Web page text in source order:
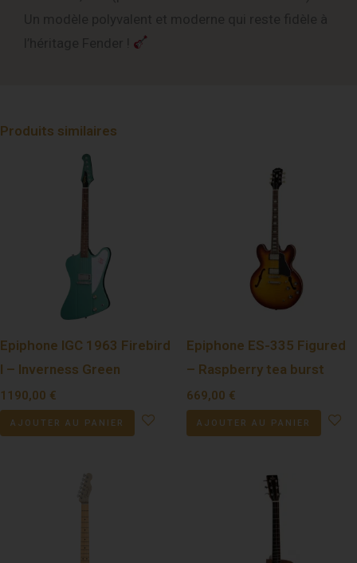
Produits similaires
Epiphone IGC 1963 Firebird
I – Inverness Green
1190,00 €
AJOUTER AU PANIER
Epiphone ES-335 Figured
– Raspberry tea burst
669,00 €
AJOUTER AU PANIER